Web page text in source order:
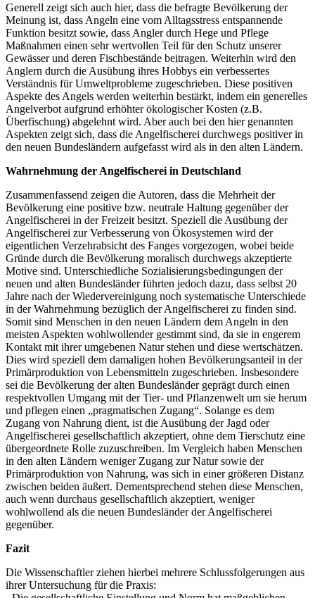
Generell zeigt sich auch hier, dass die befragte Bevölkerung der
Meinung ist, dass Angeln eine vom Alltagsstress entspannende
Funktion besitzt sowie, dass Angler durch Hege und Pflege
Maßnahmen einen sehr wertvollen Teil für den Schutz unserer
Gewässer und deren Fischbestände beitragen. Weiterhin wird den
Anglern durch die Ausübung ihres Hobbys ein verbessertes
Verständnis für Umweltprobleme zugeschrieben. Diese positiven
Aspekte des Angels werden weiterhin bestärkt, indem ein generelles
Angelverbot aufgrund erhöhter ökologischer Kosten (z.B.
Überfischung) abgelehnt wird. Aber auch bei den hier genannten
Aspekten zeigt sich, dass die Angelfischerei durchwegs positiver in
den neuen Bundesländern aufgefasst wird als in den alten Ländern.
Wahrnehmung der Angelfischerei in Deutschland
Zusammenfassend zeigen die Autoren, dass die Mehrheit der
Bevölkerung eine positive bzw. neutrale Haltung gegenüber der
Angelfischerei in der Freizeit besitzt. Speziell die Ausübung der
Angelfischerei zur Verbesserung von Ökosystemen wird der
eigentlichen Verzehrabsicht des Fanges vorgezogen, wobei beide
Gründe durch die Bevölkerung moralisch durchwegs akzeptierte
Motive sind. Unterschiedliche Sozialisierungsbedingungen der
neuen und alten Bundesländer führten jedoch dazu, dass selbst 20
Jahre nach der Wiedervereinigung noch systematische Unterschiede
in der Wahrnehmung bezüglich der Angelfischerei zu finden sind.
Somit sind Menschen in den neuen Ländern dem Angeln in den
meisten Aspekten wohlwollender gestimmt sind, da sie in engerem
Kontakt mit ihrer umgebenen Natur stehen und diese wertschätzen.
Dies wird speziell dem damaligen hohen Bevölkerungsanteil in der
Primärproduktion von Lebensmitteln zugeschrieben. Insbesondere
sei die Bevölkerung der alten Bundesländer geprägt durch einen
respektvollen Umgang mit der Tier- und Pflanzenwelt um sie herum
und pflegen einen „pragmatischen Zugang“. Solange es dem
Zugang von Nahrung dient, ist die Ausübung der Jagd oder
Angelfischerei gesellschaftlich akzeptiert, ohne dem Tierschutz eine
übergeordnete Rolle zuzuschreiben. Im Vergleich haben Menschen
in den alten Ländern weniger Zugang zur Natur sowie der
Primärproduktion von Nahrung, was sich in einer größeren Distanz
zwischen beiden äußert. Dementsprechend stehen diese Menschen,
auch wenn durchaus gesellschaftlich akzeptiert, weniger
wohlwollend als die neuen Bundesländer der Angelfischerei
gegenüber.
Fazit
Die Wissenschaftler ziehen hierbei mehrere Schlussfolgerungen aus
ihrer Untersuchung für die Praxis: